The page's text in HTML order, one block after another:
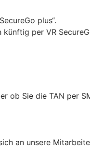
plus“.
per VR
ob Sie die TAN per
an unsere